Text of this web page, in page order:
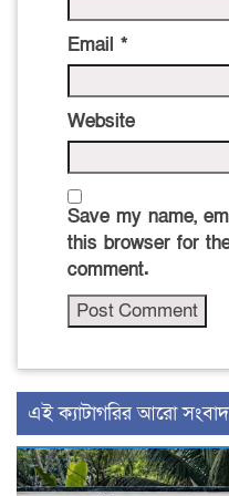
Email *
Website
Save my name,
this browser for
comment.
‍এই ক্যাটাগরির ‍আরো সংবাদ